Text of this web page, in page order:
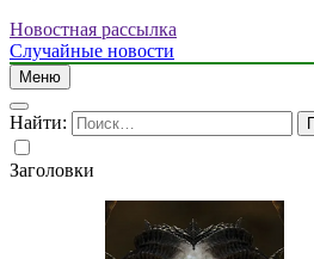
Новостная рассылка
Случайные новости
Меню
Найти:
Заголовки